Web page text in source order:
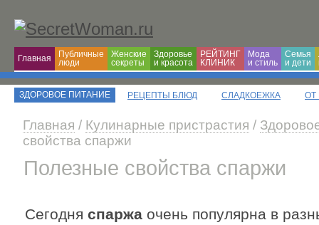
Главная
Публичные
люди
Женские
секреты
Здоровье
и красота
РЕЙТИНГ
КЛИНИК
Мода
и cтиль
Семья
и дети
ЗДОРОВОЕ ПИТАНИЕ РЕЦЕПТЫ БЛЮД СЛАДКОЕЖКА ОТ
Главная / Кулинарные пристрастия /
свойства спаржи
Полезные свойства спаржи
Сегодня спаржа очень популярна в